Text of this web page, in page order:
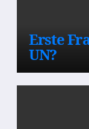
Erste
UN?